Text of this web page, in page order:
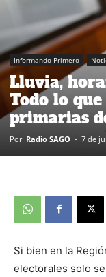
Informando Primero
Lluvia,
Todo lo
primarias
Por Radio SAGO - 7 de
Si bien en la
electorales solo